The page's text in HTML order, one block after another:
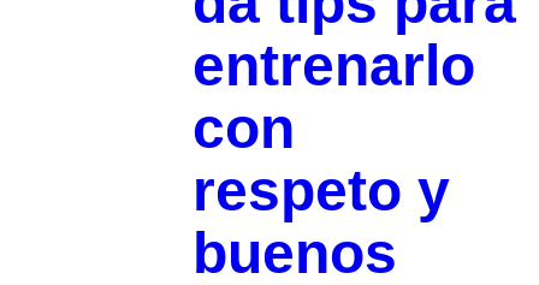
entrenarlo
con
respeto y
buenos